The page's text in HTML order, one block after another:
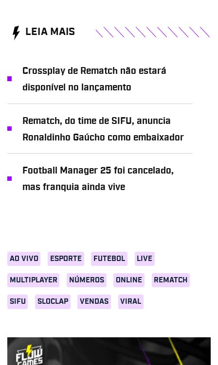
AO VIVO ESPORTE FUTEBOL LIVE
MULTIPLAYER NÚMEROS ONLINE REMATCH
SIFU SLOCLAP VENDAS VIRAL
LEIA MAIS
Crossplay de Rematch não estará
disponível no lançamento
Rematch, do time de SIFU, anuncia
Ronaldinho Gaúcho como embaixador
Football Manager 25 foi cancelado,
mas franquia ainda vive